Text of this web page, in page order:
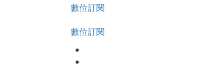
數位訂閱
數位訂閱